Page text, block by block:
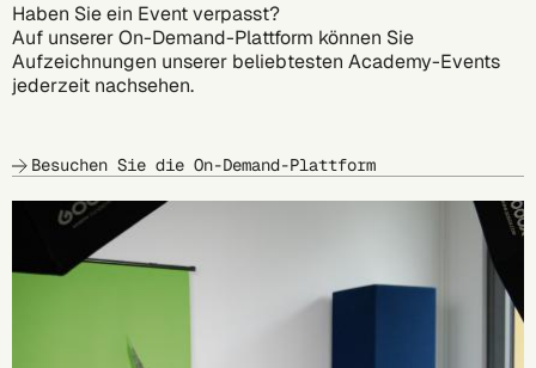
Haben Sie ein Event verpasst?
Auf unserer On-Demand-Plattform können Sie
Aufzeichnungen unserer beliebtesten Academy-Events
jederzeit nachsehen.
Besuchen Sie die On-Demand-Plattform